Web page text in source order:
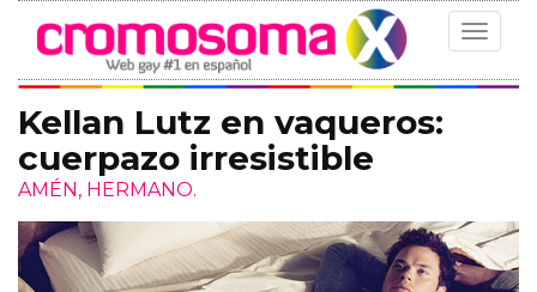
Toggle
Kellan Lutz en vaqueros:
cuerpazo irresistible
AMÉN, HERMANO.